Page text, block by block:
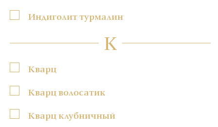
Индиголит турмалин
К
Кварц
Кварц волосатик
Кварц клубничный